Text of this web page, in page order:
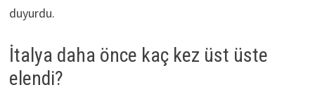
duyurdu.
İtalya daha önce kaç kez üst üste
elendi?